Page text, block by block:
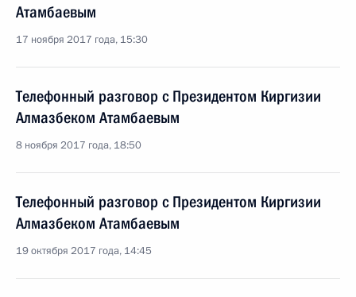
Атамбаевым
17 ноября 2017 года, 15:30
Телефонный разговор с Президентом Киргизии
Алмазбеком Атамбаевым
8 ноября 2017 года, 18:50
Телефонный разговор с Президентом Киргизии
Алмазбеком Атамбаевым
19 октября 2017 года, 14:45